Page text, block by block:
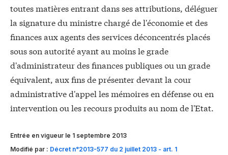
toutes matières entrant dans ses attributions, déléguer
la signature du ministre chargé de l'économie et des
finances aux agents des services déconcentrés placés
sous son autorité ayant au moins le grade
d'administrateur des finances publiques ou un grade
équivalent, aux fins de présenter devant la cour
administrative d'appel les mémoires en défense ou en
intervention ou les recours produits au nom de l'Etat.
Entrée en vigueur le 1 septembre 2013
Modifié par : Décret n°2013-577 du 2 juillet 2013 - art. 1